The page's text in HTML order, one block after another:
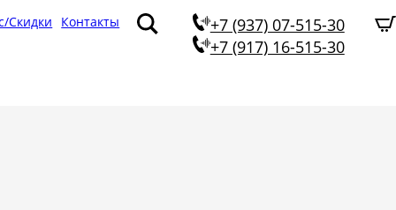
Скидки Контакты
+7 (937) 07-515-30
+7 (917) 16-515-30